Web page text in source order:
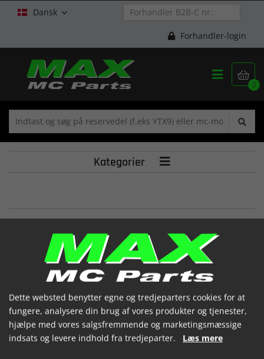
Dansk 
Forhandler-login

0

Kategorier 
SPRNG SET VALV
(12920-11C00)


Dette websted benytter egne og tredjeparters cookies for at
fungere, analysere din brug af vores produkter og tjenester,
hjælpe med vores salgsfremmende og marketingsmæssige
indsats og levere indhold fra tredjeparter. Læs mere